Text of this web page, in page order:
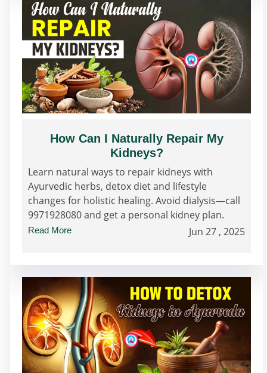
How Can I Naturally Repair My
Kidneys?
Learn natural ways to repair kidneys with
Ayurvedic herbs, detox diet and lifestyle
changes for holistic healing. Avoid dialysis—call
9971928080 and get a personal kidney plan.
Read More Jun 27 , 2025